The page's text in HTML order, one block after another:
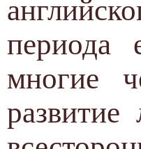
периода
многие